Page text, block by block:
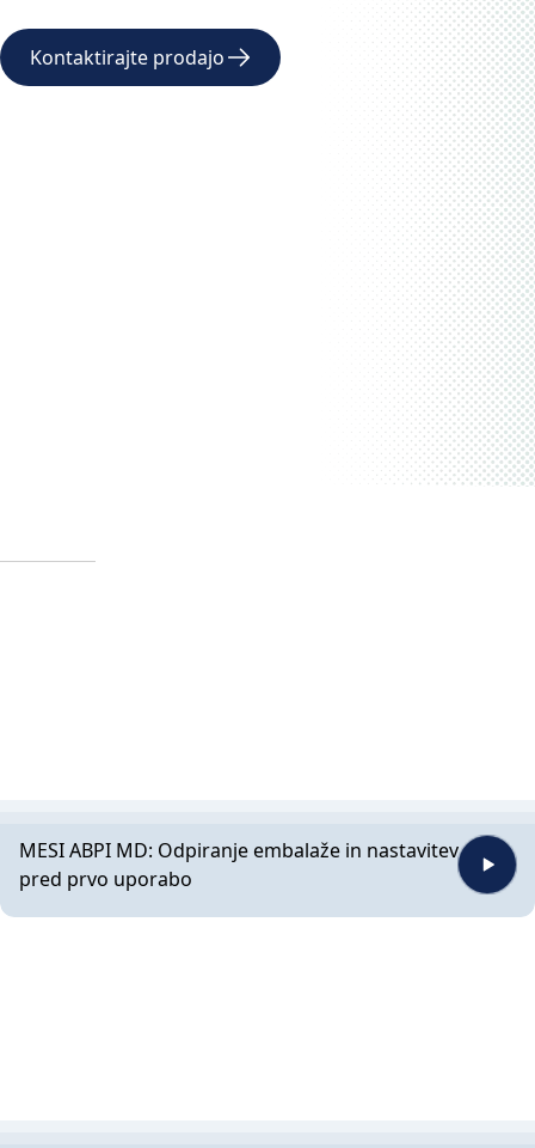
Kontaktirajte prodajo
MESI ABPI MD: Odpiranje embalaže in nastavitev
pred prvo uporabo